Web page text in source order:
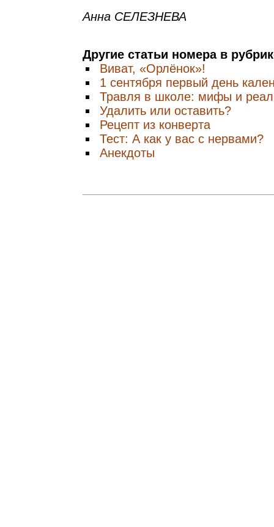
Анна СЕЛЕЗНЕВА
Другие статьи номера в
Виват, «Орлёнок»!
1 сентября первый день
Травля в школе: мифы и
Удалить или оставить?
Рецепт из конверта
Тест: А как у вас с нервами?
Анекдоты